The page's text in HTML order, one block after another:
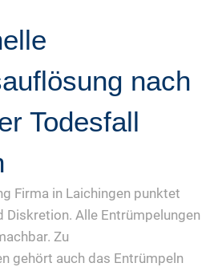
nach
Todesfall
Firma in Laichingen punktet
Diskretion. Alle Entrümpelungen
Zu
gehört auch das Entrümpeln